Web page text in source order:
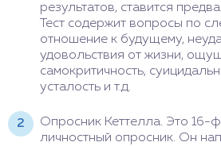
результатов, ставится
Тест содержит вопросы по
отношение к будущему,
удовольствия от жизни,
самокритичность,
усталость и т.д.
Опросник Кеттелла. Это 16-
личностный опросник. Он